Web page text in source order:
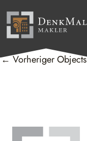
Inhalt
springen
←Vorheriger Objects